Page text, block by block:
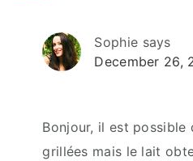
Sophie says
December 26,
Bonjour, il est possible
grillées mais le lait